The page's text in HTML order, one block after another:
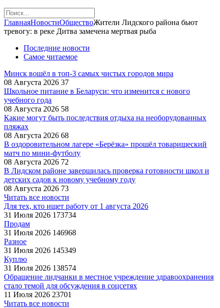
ГлавнаяНовостиОбществоЖители Лидского района бьют
тревогу: в реке Дитва замечена мертвая рыба
Последние новости
Самое читаемое
Минск вошёл в топ-3 самых чистых городов мира
08 Августа 2026 37
Школьное питание в Беларуси: что изменится с нового
учебного года
08 Августа 2026 58
Какие могут быть последствия отдыха на необорудованных
пляжах
08 Августа 2026 68
В оздоровительном лагере «Берёзка» прошёл товарищеский
матч по мини-футболу
08 Августа 2026 72
В Лидском районе завершилась проверка готовности школ и
детских садов к новому учебному году
08 Августа 2026 73
Читать все новости
Для тех, кто ищет работу от 1 августа 2026
31 Июля 2026 173734
Продам
31 Июля 2026 146968
Разное
31 Июля 2026 145349
Куплю
31 Июля 2026 138574
Обращение лидчанки в местное учреждение здравоохранения
стало темой для обсуждения в соцсетях
11 Июля 2026 23701
Читать все новости